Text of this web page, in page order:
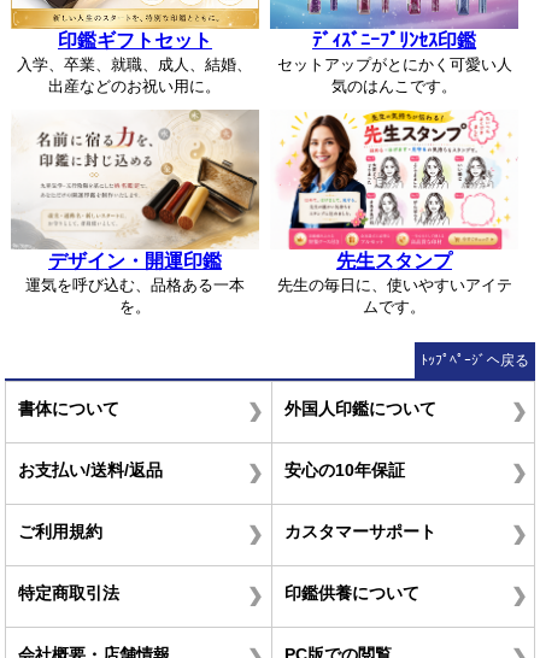
印鑑ギフトセット
入学、卒業、就職、成人、結婚、
出産などのお祝い用に。
ﾃﾞｨｽﾞﾆｰﾌﾟﾘﾝｾｽ印鑑
セットアップがとにかく可愛い人
気のはんこです。
デザイン・開運印鑑
運気を呼び込む、品格ある一本
を。
先生スタンプ
先生の毎日に、使いやすいアイテ
ムです。
ﾄｯﾌﾟﾍﾟｰｼﾞへ戻る
書体について 外国人印鑑について
お支払い/送料/返品 安心の10年保証
ご利用規約 カスタマーサポート
特定商取引法 印鑑供養について
会社概要・店舗情報 PC版での閲覧